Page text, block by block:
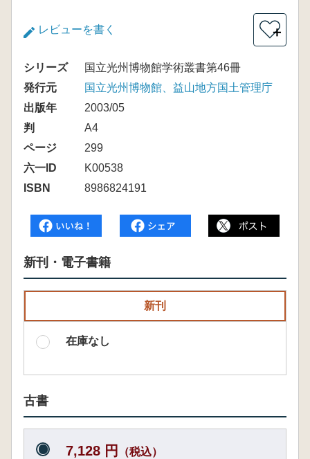
レビューを書く ＋
シリーズ
国立光州博物館学術叢書第46冊
発行元
国立光州博物館、益山地方国土管理庁
出版年
2003/05
判
A4
ページ
299
六一ID
K00538
ISBN
8986824191
新刊・電子書籍
新刊
在庫なし
古書
7,128 円 （税込）